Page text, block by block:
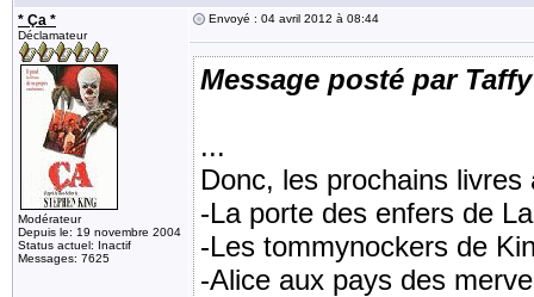
* Ça *
Déclamateur
Modérateur
Depuis le: 19 novembre 2004
Status actuel: Inactif
Messages: 7625
Envoyé : 04 avril 2012 à 08:44
Message posté par Taffy
...
Donc, les prochains
-La porte des enfers de
-Les tommynockers de
-Alice aux pays des